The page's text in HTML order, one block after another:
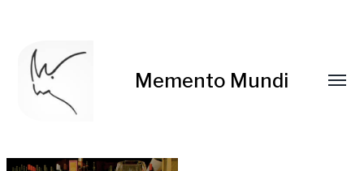
Memento Mundi